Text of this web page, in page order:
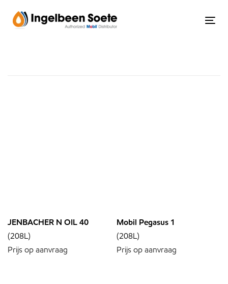
links
JENBACHER N OIL 40
(208L)
Prijs op aanvraag
Mobil Pegasus 1
(208L)
Prijs op aanvraag